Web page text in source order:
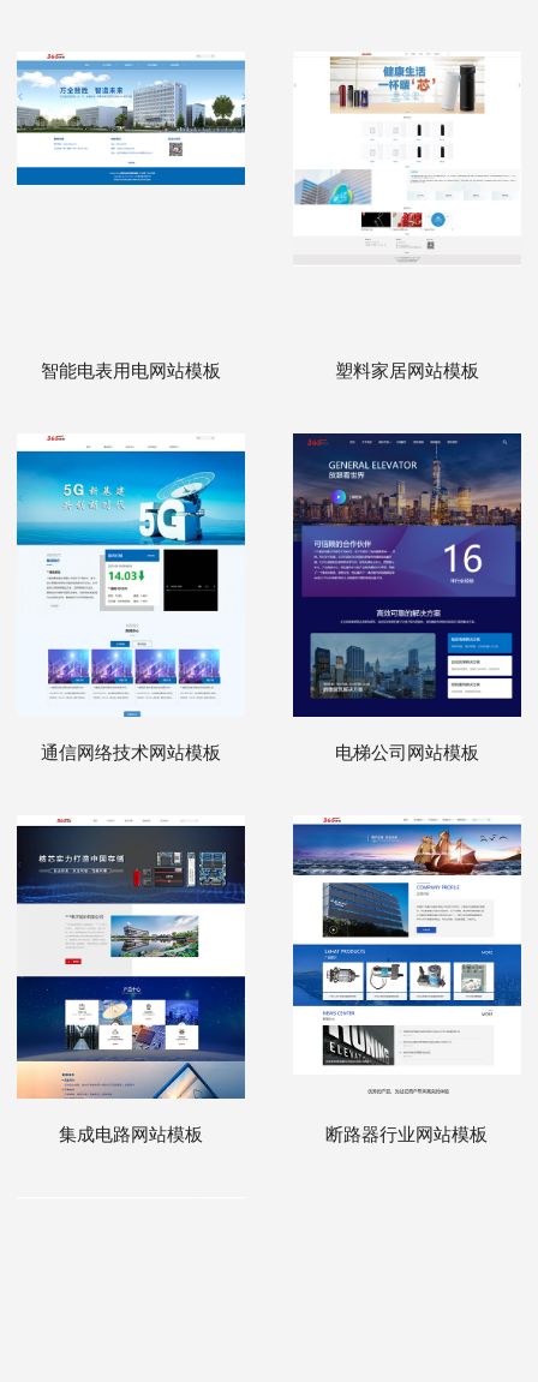
智能电表用电网站模板 塑料家居网站模板
通信网络技术网站模板 电梯公司网站模板
集成电路网站模板 断路器行业网站模板